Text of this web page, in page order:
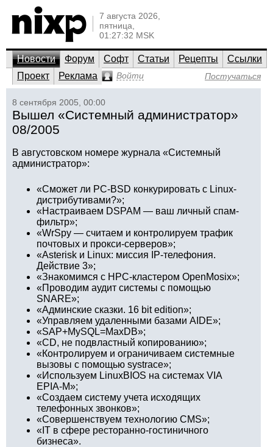
7 августа 2026,
пятница,
01:27:32 MSK
Новости Форум Софт Статьи Рецепты
Ссылки
Проект
Реклама Войти Постучаться
8 сентября 2005, 00:00
Вышел «Системный администратор»
08/2005
В августовском номере журнала «Системный
администратор»:
«Сможет ли PC-BSD конкурировать с Linux-
дистрибутивами?»;
«Настраиваем DSPAM — ваш личный спам-
фильтр»;
«WrSpy — считаем и контролируем трафик
почтовых и прокси-серверов»;
«Asterisk и Linux: миссия IP-телефония.
Действие 3»;
«Знакомимся с HPC-кластером OpenMosix»;
«Проводим аудит системы с помощью
SNARE»;
«Админские сказки. 16 bit edition»;
«Управляем удаленными базами AIDE»;
«SAP+MySQL=MaxDB»;
«CD, не подвластный копированию»;
«Контролируем и ограничиваем системные
вызовы с помощью systrace»;
«Используем LinuxBIOS на системах VIA
EPIA-M»;
«Создаем систему учета исходящих
телефонных звонков»;
«Совершенствуем технологию CMS»;
«IT в сфере ресторанно-гостиничного
бизнеса».